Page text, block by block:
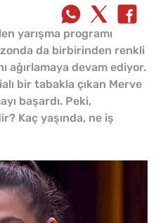
yarışma programı
da birbirinden renkli
ağırlamaya devam ediyor.
bir tabakla çıkan Merve
başardı. Peki,
Kaç yaşında, ne iş